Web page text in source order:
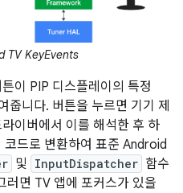
TV KeyEvents
이 PIP 디스플레이의 특정
줍니다. 버튼을 누르면 기기 제
이버에서 이를 해석한 후 하
드로 변환하여 표준 Android
및 InputDispatcher 함수
러면 TV 앱에 포커스가 있을